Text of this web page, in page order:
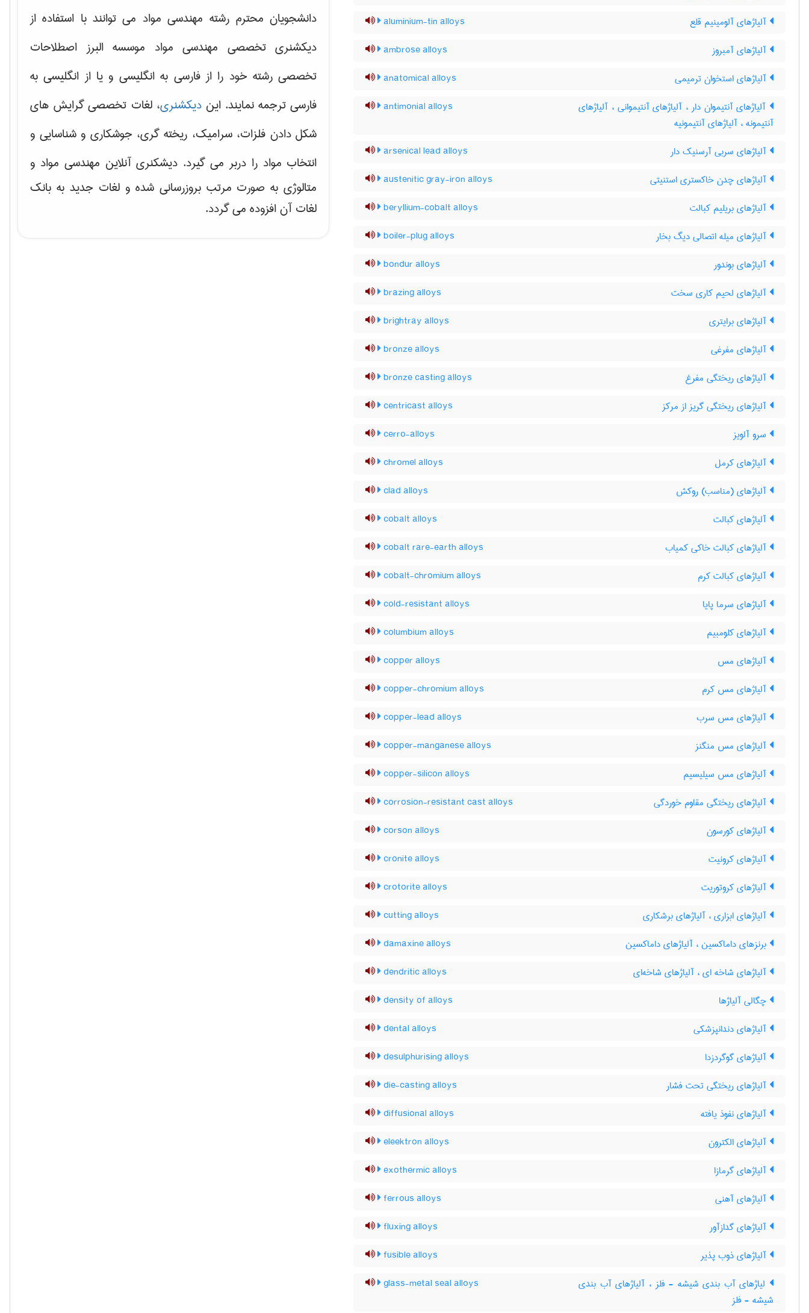
آلیاژهای آلومینیم قلع aluminium-tin alloys
آلیاژهای آمبروز ambrose alloys
آلیاژهای استخوان ترمیمی anatomical alloys
آلیاژهای آنتیموان دار ، آلیاژهای آنتیموانی ، آلیاژهای
آنتیمونه ، آلیاژهای آنتیمونیه
antimonial alloys
آلیاژهای سربی آرسنیک دار arsenical lead alloys
آلیاژهای چدن خاکستری استنیتی austenitic gray-iron alloys
آلیاژهای بریلیم کبالت beryllium-cobalt alloys
آلیاژهای میله اتصالی دیگ بخار boiler-plug alloys
آلیاژهای بوندور bondur alloys
آلیاژهای لحیم کاری سخت brazing alloys
آلیاژهای برایتری brightray alloys
آلیاژهای مفرغی bronze alloys
آلیاژهای ریختگی مفرغ bronze casting alloys
آلیاژهای ریختگی گریز از مرکز centricast alloys
سرو آلویز cerro-alloys
آلیاژهای کرمل chromel alloys
آلیاژهای (مناسب) روکش clad alloys
آلیاژهای کبالت cobalt alloys
آلیاژهای کبالت خاکی کمیاب cobalt rare-earth alloys
آلیاژهای کبالت کرم cobalt-chromium alloys
آلیاژهای سرما پایا cold-resistant alloys
آلیاژهای کلومبیم columbium alloys
آلیاژهای مس copper alloys
آلیاژهای مس کرم copper-chromium alloys
آلیاژهای مس سرب copper-lead alloys
آلیاژهای مس منگنز copper-manganese alloys
آلیاژهای مس سیلیسیم copper-silicon alloys
آلیاژهای ریختگی مقاوم خوردگی corrosion-resistant cast alloys
آلیاژهای کورسون corson alloys
آلیاژهای کرونیت cronite alloys
آلیاژهای کروتوریت crotorite alloys
آلیاژهای ابزاری ، آلیاژهای برشکاری cutting alloys
برنزهای داماکسین ، آلیاژهای داماکسین damaxine alloys
آلیاژهای شاخه ای ، آلیاژهای شاخه‌ای dendritic alloys
چگالی آلیاژها density of alloys
آلیاژهای دندانپزشکی dental alloys
آلیاژهای گوگردزدا desulphurising alloys
آلیاژهای ریختگی تحت فشار die-casting alloys
آلیاژهای نفوذ یافته diffusional alloys
آلیاژهای الکترون eleektron alloys
آلیاژهای گرمازا exothermic alloys
آلیاژهای آهنی ferrous alloys
آلیاژهای گدازآور fluxing alloys
آلیاژهای ذوب پذیر fusible alloys
لیاژهای آب بندی شیشه - فلز ، آلیاژهای آب بندی
شیشه - فلز
glass-metal seal alloys
دانشجویان محترم رشته مهندسی مواد می توانند با استفاده از
دیکشنری تخصصی مهندسی مواد موسسه البرز اصطلاحات
تخصصی رشته خود را از فارسی به انگلیسی و یا از انگلیسی به
فارسی ترجمه نمایند. ایندیکشنری، لغات تخصصی گرایش های
شکل دادن فلزات، سرامیک، ریخته گری، جوشکاری و شناسایی و
انتخاب مواد را دربر می گیرد. دیشکنری آنلاین مهندسی مواد و
متالوژی به صورت مرتب بروزرسانی شده و لغات جدید به بانک
لغات آن افزوده می گردد.